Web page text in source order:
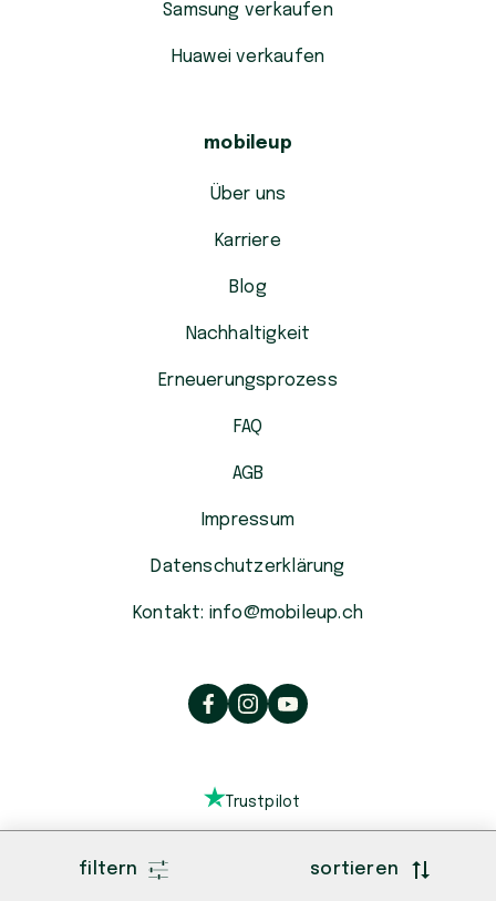
filtern sortieren
Samsung verkaufen
Huawei verkaufen
mobileup
Über uns
Karriere
Blog
Nachhaltigkeit
Erneuerungsprozess
FAQ
AGB
Impressum
Datenschutzerklärung
Kontakt: info@mobileup.ch
Trustpilot